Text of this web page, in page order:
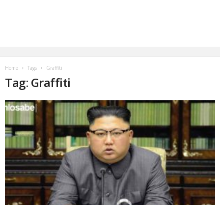
Home Tags Graffiti
Tag: Graffiti